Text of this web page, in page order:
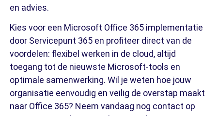
en advies.
Kies voor een Microsoft Office 365 implementatie
door Servicepunt 365 en profiteer direct van de
voordelen: flexibel werken in de cloud, altijd
toegang tot de nieuwste Microsoft-tools en
optimale samenwerking. Wil je weten hoe jouw
organisatie eenvoudig en veilig de overstap maakt
naar Office 365? Neem vandaag nog contact op